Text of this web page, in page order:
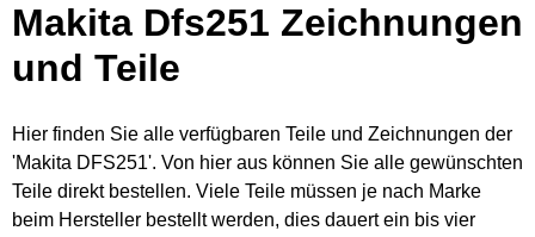
Makita Dfs251 Zeichnungen
und Teile
Hier finden Sie alle verfügbaren Teile und Zeichnungen der
'Makita DFS251'. Von hier aus können Sie alle gewünschten
Teile direkt bestellen. Viele Teile müssen je nach Marke
beim Hersteller bestellt werden, dies dauert ein bis vier